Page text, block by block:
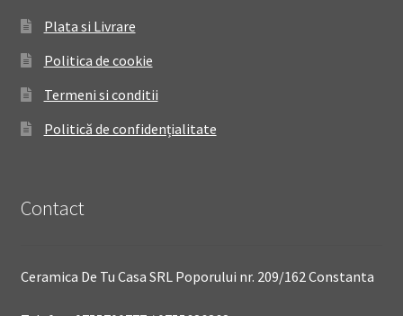
Plata si Livrare
Politica de cookie
Termeni si conditii
Politică de confidențialitate
Contact
Ceramica De Tu Casa SRL Poporului nr. 209/162 Constanta